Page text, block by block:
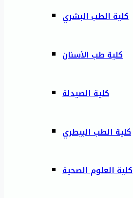
كلية الطب البشري
كلية طب الأسنان
كلية الصيدلة
كلية الطب البيطري
كلية العلوم الصحية